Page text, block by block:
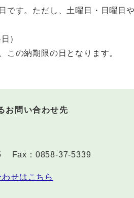
す。ただし、土曜日・日曜日
）
の納期限の日となります。
お問い合わせ先
Fax：0858-37-5339
せはこちら